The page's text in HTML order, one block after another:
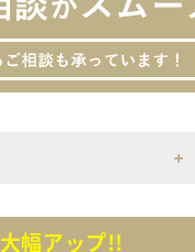
大幅アップ!!